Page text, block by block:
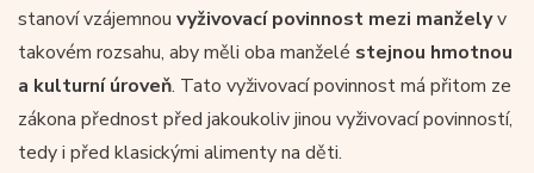
stanoví vzájemnou vyživovací povinnost mezi manželyv
takovém rozsahu, aby měli oba manželé stejnou hmotnou
a kulturní úroveň. Tato vyživovací povinnost má přitom ze
zákona přednost před jakoukoliv jinou vyživovací povinností,
tedy i před klasickými alimenty na děti.